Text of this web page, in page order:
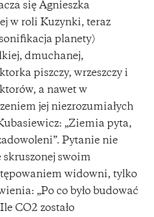
się Agnieszka
w roli Kuzynki, teraz
planety)
dmuchanej,
piszczy, wrzeszczy i
a nawet w
jej niezrozumiałych
„Ziemia pyta,
Pytanie nie
skruszonej swoim
widowni, tylko
„Po co było budować
CO2 zostało